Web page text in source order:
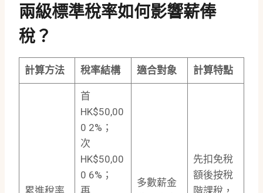
兩級標準稅率如何影響薪俸
稅？
計算方法 稅率結構 適合對象 計算特點
首
HK$50,00
0 2%；
次
HK$50,00
0 6%；
多數薪金
先扣免稅
額後按稅